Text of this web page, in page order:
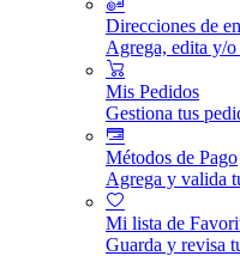
Direcciones de
Agrega, edita y/
Mis Pedidos
Gestiona tus
Métodos de Pago
Agrega y valida
Mi lista de
Guarda y revisa